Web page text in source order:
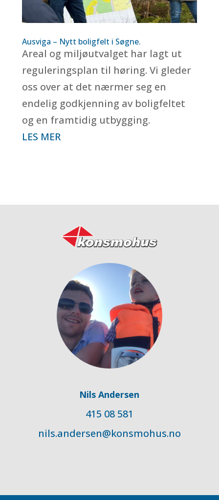
Ausviga – Nytt boligfelt i Søgne.
Areal og miljøutvalget har lagt ut
reguleringsplan til høring. Vi gleder
oss over at det nærmer seg en
endelig godkjenning av boligfeltet
og en framtidig utbygging.
LES MER
Nils Andersen
415 08 581
nils.andersen@konsmohus.no